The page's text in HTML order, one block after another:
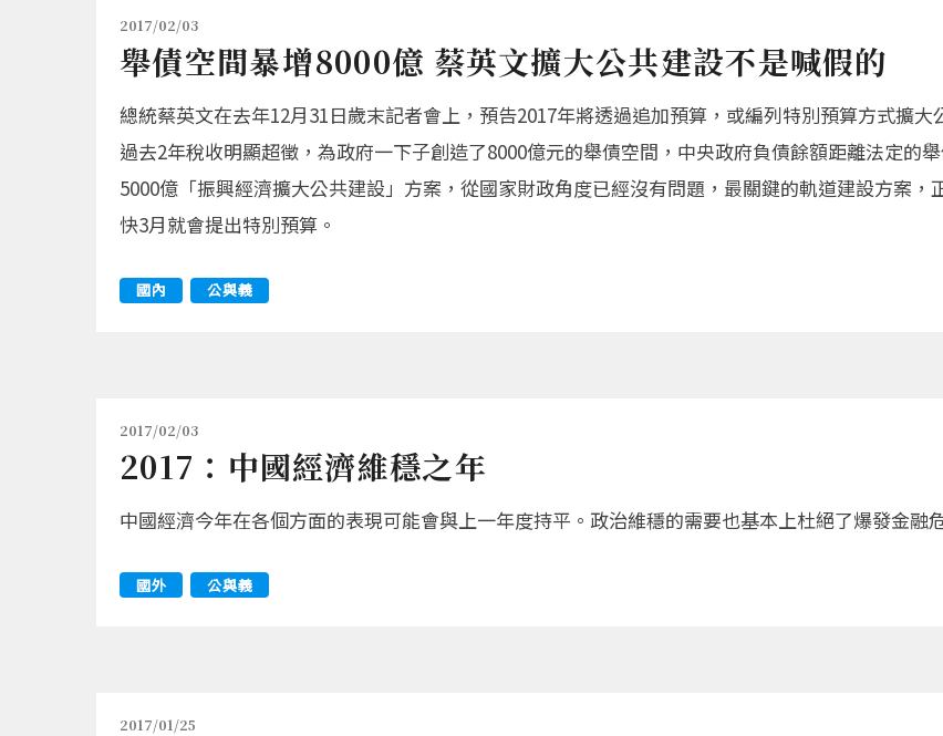
2017/02/03
舉債空間暴增8000億 蔡英文擴大公共建設不是喊假的
總統蔡英文在去年12月31日歲末記者會上，預告2017年將透過追加預算，或編列特別預算方式擴
過去2年稅收明顯超徵，為政府一下子創造了8000億元的舉債空間，中央政府負債餘額距離法定的
5000億「振興經濟擴大公共建設」方案，從國家財政角度已經沒有問題，最關鍵的軌道建設方案
快3月就會提出特別預算。
國內 公與義
2017/02/03
2017：中國經濟維穩之年
中國經濟今年在各個方面的表現可能會與上一年度持平。政治維穩的需要也基本上杜絕了爆發金融
國外 公與義
2017/01/25